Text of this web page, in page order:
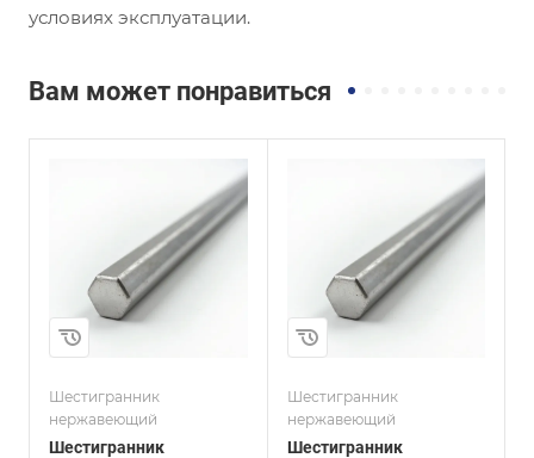
условиях эксплуатации.
Вам может понравиться
Шестигранник
нержавеющий
Шестигранник
Сплав / Марка стали
ГОСТ, ТУ
ГОСТ 2879-88
Технология
изготовления
17
Шестигранник
нержавеющий
Шестигранник
Сплав / Марка стали
ГОСТ, ТУ
ГОСТ 2879-88
Технология
изготовления
60